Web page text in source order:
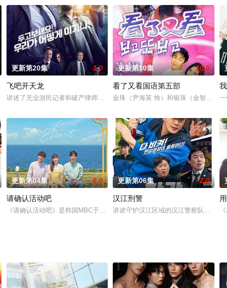
《莫比乌斯：黑色太阳》公开海报 剧照，10月29、30日播出。
更新第20集 1.0
飞吧开天龙
讲述了无业游民记者和破产律师，为蒙受冤屈的人们向违反法律和原则的搜
更新第10集 10.0
看了又看国语第五部
金珠（尹海英 饰）和银珠（金智秀 饰
》作为继《无法阻挡的High Kick》
更新第04集 6.0
请确认活动吧
《请确认活动吧》是韩国MBC于2021年8月14日起播出的土曜特别电视剧，
更新第06集 2.0
汉江刑警
讲述守护汉江区域的汉江警察队打击